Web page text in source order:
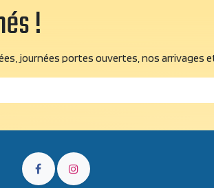
!
journées portes ouvertes, nos arrivages